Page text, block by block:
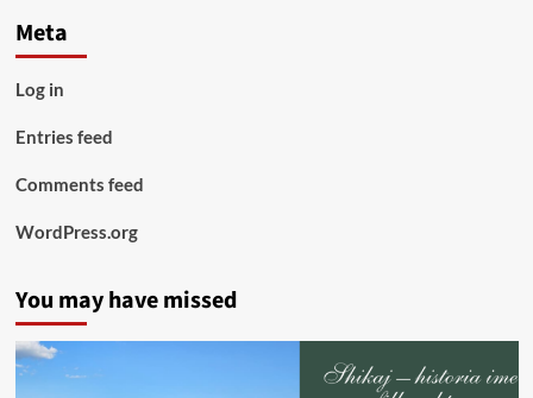
Meta
Log in
Entries feed
Comments feed
WordPress.org
You may have missed